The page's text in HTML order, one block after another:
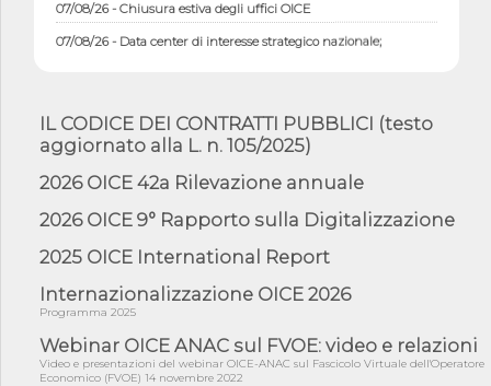
07/08/26 - Data center di interesse strategico nazionale;
interventi pe...
07/08/26 - Ponte sullo Stretto di Messina: deliberata la
sussistenza di...
07/08/26 - Tunnel Brennero, dal Cipess via libera al quinto lotto
06/08/26 - Istat, produzione industriale in calo dell'1% a giugno,
con ...
riqualificazione sism...
06/08/26 - CdM: approvato il d.lgs. di adeguamento all’AI Act in
IL CODICE DEI CONTRATTI PUBBLICI (testo
aggiornato alla L. n. 105/2025)
2026 OICE 42a Rilevazione annuale
2026 OICE 9° Rapporto sulla Digitalizzazione
2025 OICE International Report
Internazionalizzazione OICE 2026
Programma 2025
Webinar OICE ANAC sul FVOE: video e relazioni
Video e presentazioni del webinar OICE-ANAC sul Fascicolo Virtuale dell'Operatore
Economico (FVOE) 14 novembre 2022